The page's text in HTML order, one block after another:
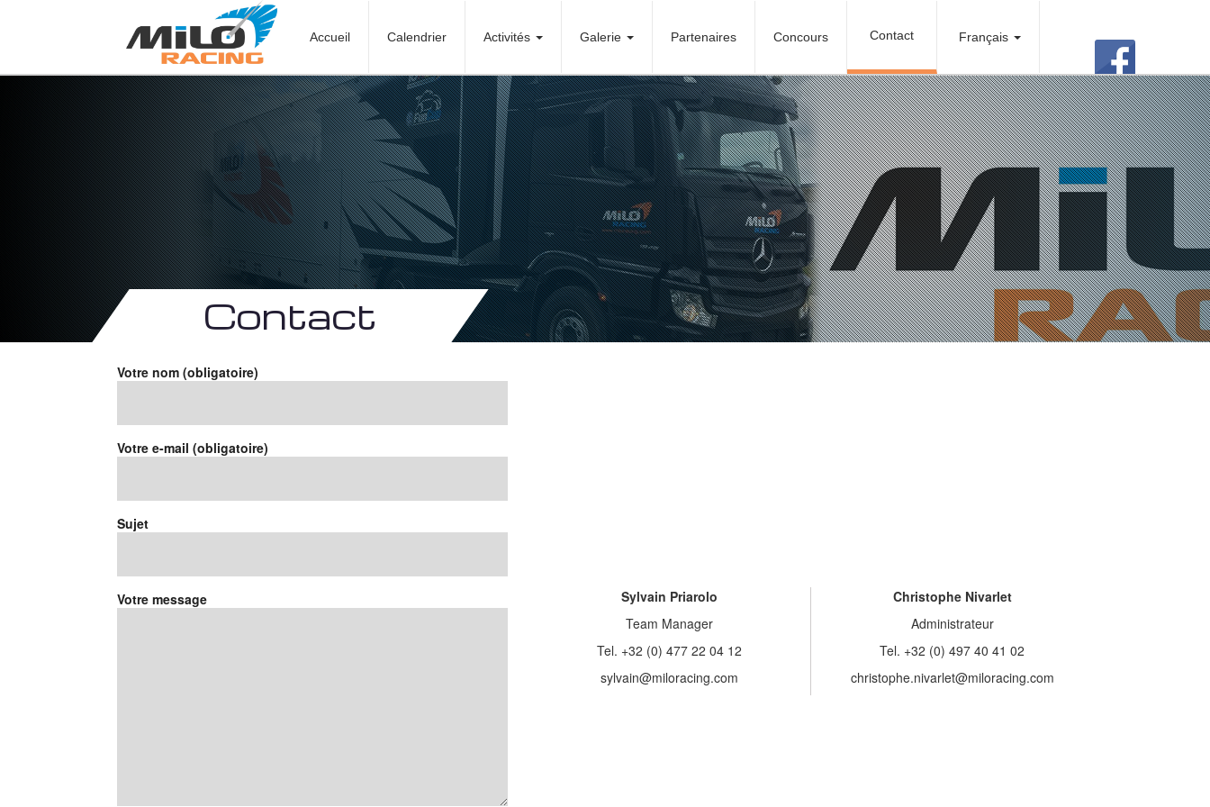
Accueil Calendrier Activités Galerie Partenaires Concours Contact Français
Contact
Votre nom (obligatoire)
Votre e-mail (obligatoire)
Sujet
Votre message
Sylvain Priarolo
Team Manager
Tel. +32 (0) 477 22 04 12
sylvain@miloracing.com
Christophe Nivarlet
Administrateur
Tel. +32 (0) 497 40 41 02
christophe.nivarlet@miloracing.com